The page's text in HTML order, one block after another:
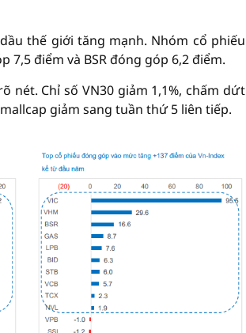
thế giới tăng mạnh. Nhóm cổ phiếu
điểm và BSR đóng góp 6,2 điểm.
nét. Chỉ số VN30 giảm 1,1%, chấm dứt
giảm sang tuần thứ 5 liên tiếp.